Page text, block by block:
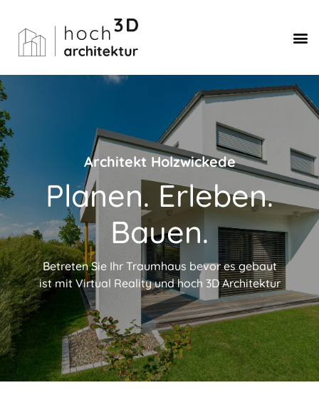
Architekt Holzwickede
Planen. Erleben.
Bauen.
Betreten Sie Ihr Traumhaus bevor es gebaut
ist mit Virtual Reality und hoch 3D Architektur